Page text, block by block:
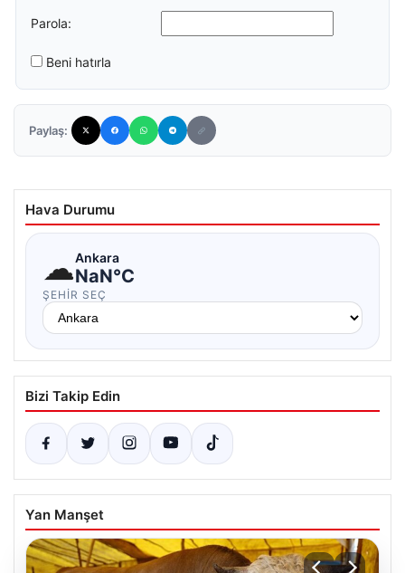
Parola:
Beni hatırla
Paylaş:
Hava Durumu
☁Ankara
NaN°C
ŞEHIR SEÇ
Bizi Takip Edin
Yan Manşet